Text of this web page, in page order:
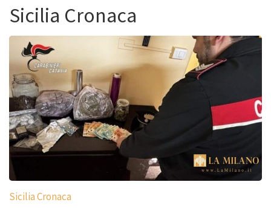
Sicilia Cronaca
Sicilia Cronaca